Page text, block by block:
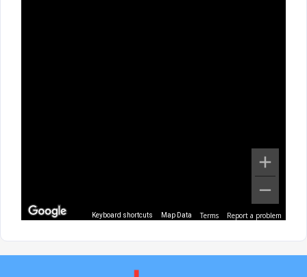
Keyboard shortcuts Map Data Terms Report a problem